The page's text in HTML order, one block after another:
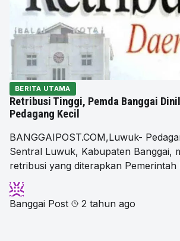
BERITA UTAMA
Retribusi Tinggi, Pemda Banggai
Pedagang Kecil
BANGGAIPOST.COM,Luwuk-
Sentral Luwuk, Kabupaten Banggai,
retribusi yang diterapkan
Banggai Post 2 tahun ago